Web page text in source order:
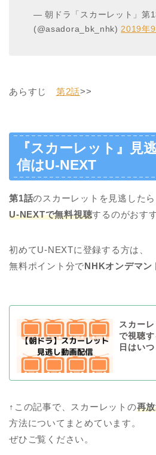
— 朝ドラ「スカーレット」第
(@asadora_bk_nhk)2019年9
あらすじ 第2話>>
『スカーレット』見
信はU-NEXT
第1話のスカーレットを見逃したら
U-NEXTで無料視聴するのがおす
初めてU-NEXTに登録する方は、
無料ポイント分でNHKオンデマン
スカー
で視聴
日はいつ
↑この記事で、スカーレットの再
方法についてまとめています。
ぜひご覧ください。